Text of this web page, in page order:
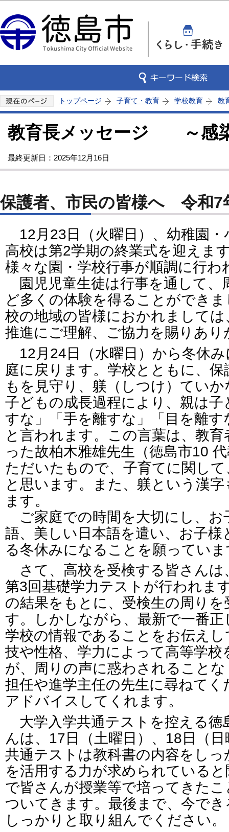
トップページ 子育て・教育 学校教育 教
教育長メッセージ ～感
最終更新日：2025年12月16日
保護者、市民の皆様へ 令和7
12月23日（火曜日）、幼稚園・
高校は第2学期の終業式を迎えま
様々な園・学校行事が順調に行わ
園児児童生徒は行事を通して、
ど多くの体験を得ることができ
校の地域の皆様におかれまして
推進にご理解、ご協力を賜りあ
12月24日（水曜日）から冬休
庭に戻ります。学校とともに、
もを見守り、躾（しつけ）てい
子どもの成長過程により、親は
すな」「手を離すな」「目を離
と言われます。この言葉は、教
った故柏木雅雄先生（徳島市10
ただいたもので、子育てに関し
と思います。また、躾という漢
ます。
ご家庭での時間を大切にし、お
語、美しい日本語を遣い、お子
る冬休みになることを願ってい
さて、高校を受検する皆さんは
第3回基礎学力テストが行われま
の結果をもとに、受検生の周り
す。しかしながら、最新で一番
学校の情報であることをお伝え
技や性格、学力によって高等学
が、周りの声に惑わされること
担任や進学主任の先生に尋ねて
アドバイスしてくれます。
大学入学共通テストを控える徳
んは、17日（土曜日）、18日（
共通テストは教科書の内容をし
を活用する力が求められている
で皆さんが授業等で培ってきた
ついてきます。最後まで、今で
しっかりと取り組んでください。